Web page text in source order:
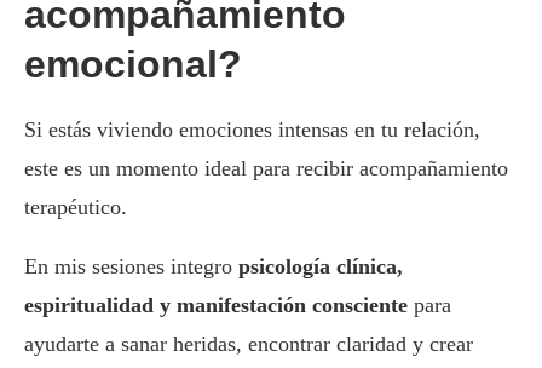
acompañamiento
emocional?
Si estás viviendo emociones intensas en tu relación,
este es un momento ideal para recibir acompañamiento
terapéutico.
En mis sesiones integro psicología clínica,
espiritualidad y manifestación consciente para
ayudarte a sanar heridas, encontrar claridad y crear